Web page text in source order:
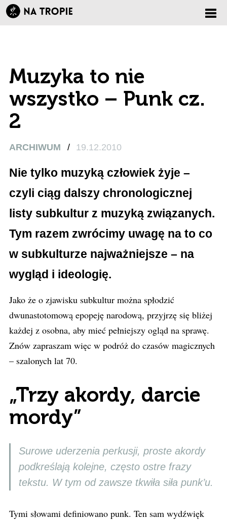
Muzyka to nie
wszystko – Punk cz.
2
ARCHIWUM / 19.12.2010
Nie tylko muzyką człowiek żyje –
czyli ciąg dalszy chronologicznej
listy subkultur z muzyką związanych.
Tym razem zwrócimy uwagę na to co
w subkulturze najważniejsze – na
wygląd i ideologię.
Jako że o zjawisku subkultur można spłodzić
dwunastotomową epopeję narodową, przyjrzę się bliżej
każdej z osobna, aby mieć pełniejszy ogląd na sprawę.
Znów zapraszam więc w podróż do czasów magicznych
– szalonych lat 70.
„Trzy akordy, darcie
mordy”
Surowe uderzenia perkusji, proste akordy
podkreślają kolejne, często ostre frazy
tekstu. W tym od zawsze tkwiła siła punk’u.
Tymi słowami definiowano punk. Ten sam wydźwięk